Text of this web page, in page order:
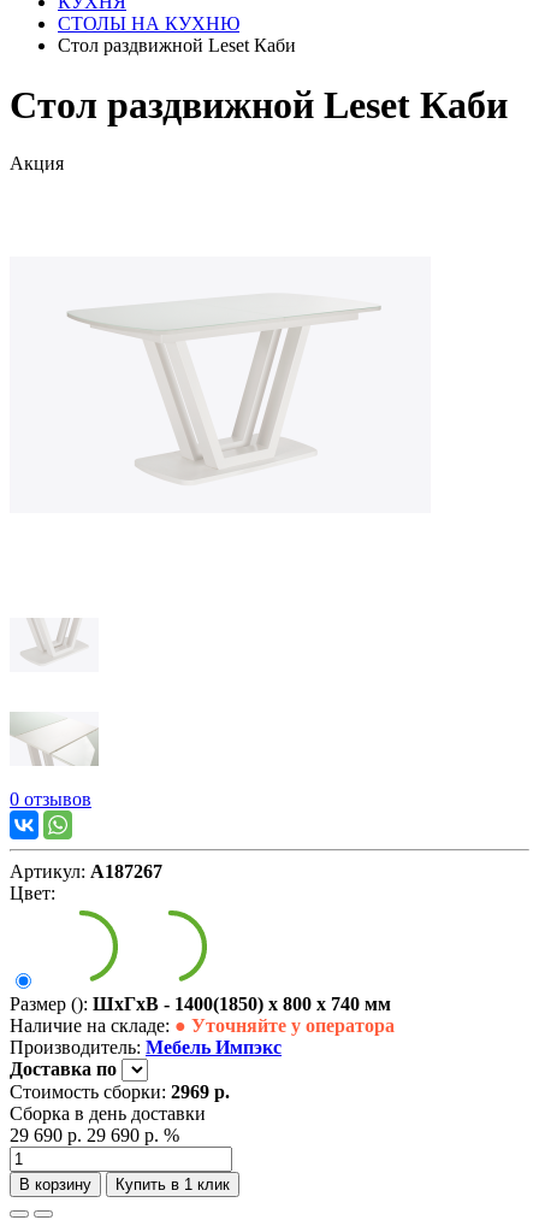
СТОЛЫ НА КУХНЮ
Стол раздвижной Leset Каби
Стол раздвижной Leset Каби
Акция
0 отзывов
Артикул: А187267
Цвет:
Размер (): ШxГxВ - 1400(1850) x 800 x 740 мм
Наличие на складе: ● Уточняйте у оператора
Производитель: Мебель Импэкс
Доставка по
Стоимость сборки: 2969 р.
Сборка в день доставки
29 690 р. 29 690 р. %
В корзину Купить в 1 клик